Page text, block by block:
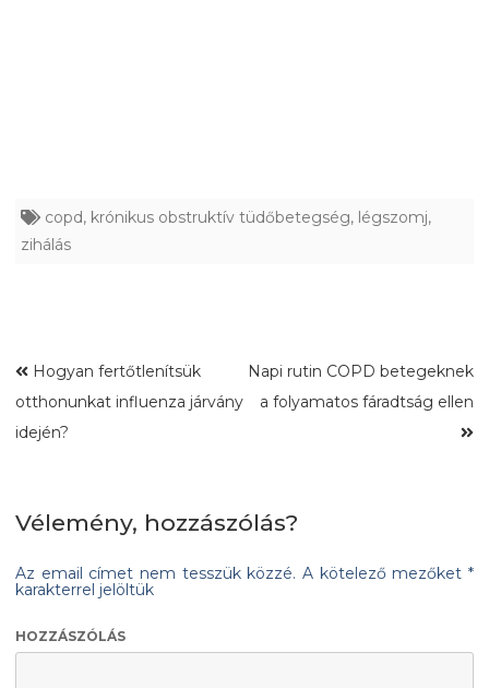
copd, krónikus obstruktív tüdőbetegség, légszomj,
zihálás
Hogyan fertőtlenítsük
otthonunkat influenza járvány
idején?
Napi rutin COPD betegeknek
a folyamatos fáradtság ellen
Vélemény, hozzászólás?
Az email címet nem tesszük közzé. A kötelező mezőket*
karakterrel jelöltük
HOZZÁSZÓLÁS